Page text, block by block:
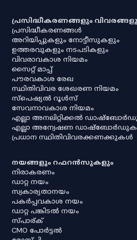
പ്രസിദ്ധീകരണങ്ങളും
പ്രസിദ്ധീകരണങ്ങൾ
അറിയിപ്പുകളും നോട്ടീസുകളും
ഉത്തരവുകളും നടപടികളും
വിവരാവകാശ നിയമം
സൈറ്റ് മാപ്പ്
പൗരവകാശ രേഖ
സ്ഥിതിവിവര ശേഖരണ നിയമം
സ്‌പെഷ്യൽ റൂൾസ്
സേവനാവകാശ നിയമം
എല്ലാ അനലിറ്റിക്കൽ
എല്ലാ അന്വേഷണ
പ്രധാന സ്ഥിതിവിവരക്കണക്കുകൾ
നയങ്ങളും റഫറൻസുകളും
നിരാകരണം
ഡാറ്റ നയം
സ്വകാര്യതാനയം
പകർപ്പവകാശ നയം
ഡാറ്റ പങ്കിടൽ നയം
സ്പാര്ക്
CMO പോർട്ടൽ